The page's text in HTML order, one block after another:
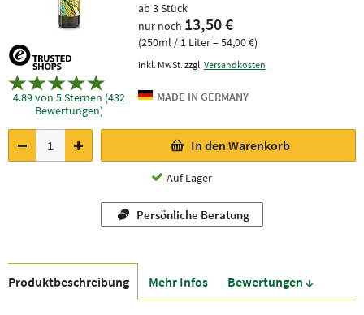
4.89 von 5 Sternen (432
Bewertungen)
ab 3 Stück
nur noch 13,50 €
(250ml / 1 Liter = 54,00 €)
inkl. MwSt. zzgl. Versandkosten
In den Warenkorb
Auf Lager
Persönliche Beratung
Produkt­beschreibung Mehr Infos Bewer­tungen ↓